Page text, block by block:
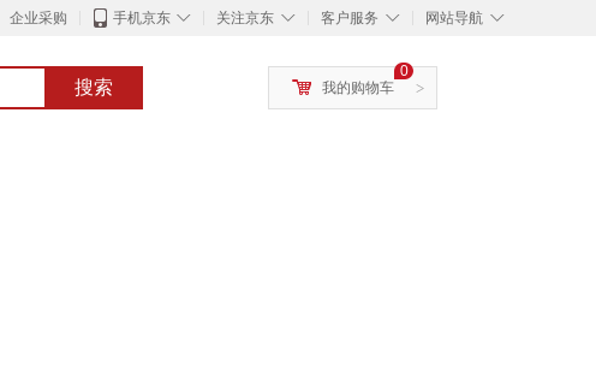
企业采购 ◇
手机京东 ◇
关注京东 ◇
客户服务 ◇
网站导航
搜索 >
0
我的购物车